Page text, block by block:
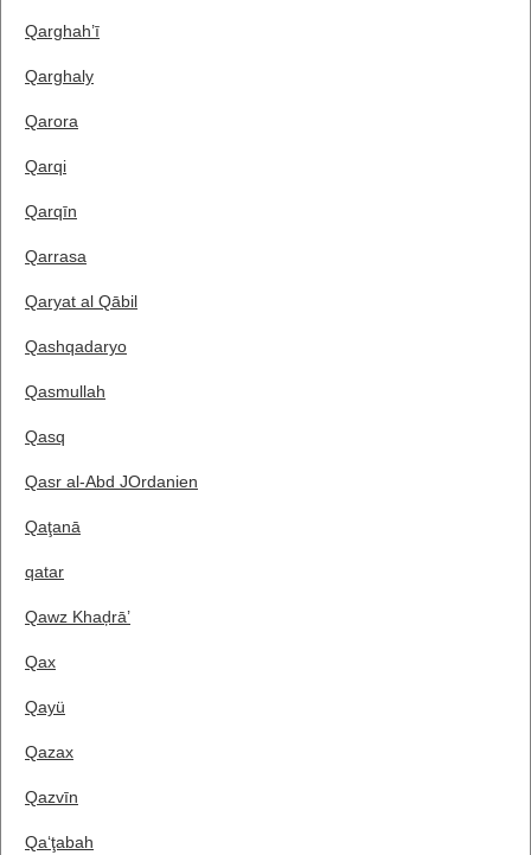
Qarghah’ī
Qarghaly
Qarora
Qarqi
Qarqīn
Qarrasa
Qaryat al Qābil
Qashqadaryo
Qasmullah
Qasq
Qasr al-Abd JOrdanien
Qaţanā
qatar
Qawz Khaḑrā’
Qax
Qayü
Qazax
Qazvīn
Qa‘ţabah